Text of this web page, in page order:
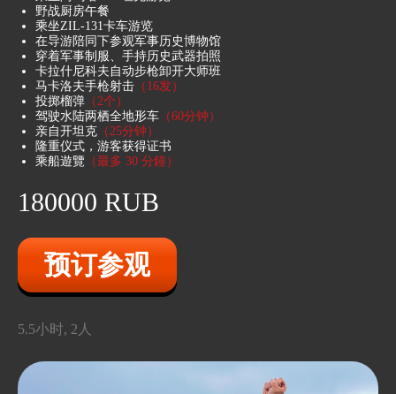
野战厨房午餐
乘坐ZIL-131卡车游览
在导游陪同下参观军事历史博物馆
穿着军事制服、手持历史武器拍照
卡拉什尼科夫自动步枪卸开大师班
马卡洛夫手枪射击 （16发）
投掷榴弹 （2个）
驾驶水陆两栖全地形车 （60分钟）
亲自开坦克 （25分钟）
隆重仪式，游客获得证书
乘船遊覽 （最多 30 分鐘）
180000 RUB
预订参观
5.5小时, 2人
你会爱上它的
学习驾驶欧洲最大的水陆两栖全地形车，
穿越风景如画的松树林和真正的沼泽地！
下水，也可以在结冰的伊克夏水库中驰
骋，感受微风拂面。